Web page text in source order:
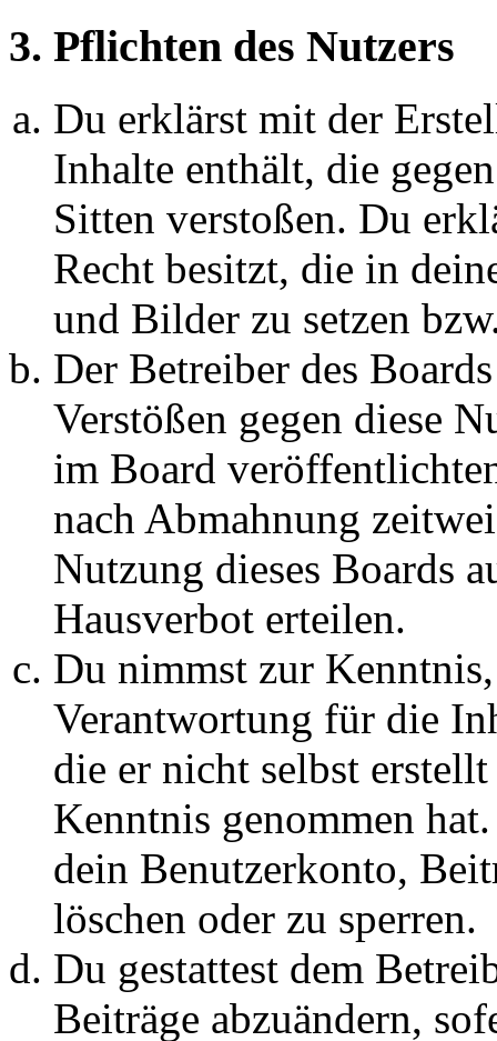
3. Pflichten des Nutzers
Du erklärst mit der
Inhalte enthält, die
Sitten verstoßen. Du
Recht besitzt, die in
und Bilder zu setzen
Der Betreiber des
Verstößen gegen diese
im Board
nach Abmahnung
Nutzung dieses Boards
Hausverbot erteilen.
Du nimmst zur
Verantwortung für die
die er nicht selbst
Kenntnis genommen
dein Benutzerkonto,
löschen oder zu sperren.
Du gestattest dem
Beiträge abzuändern,